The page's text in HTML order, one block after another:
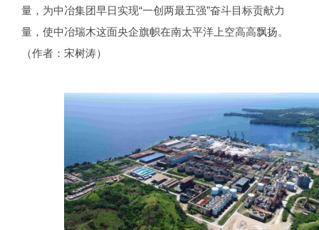
量，为中冶集团早日实现“一创两最五强”奋斗目标贡献力
量，使中冶瑞木这面央企旗帜在南太平洋上空高高飘扬。
（作者：宋树涛）